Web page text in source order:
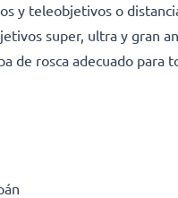
y teleobjetivos o
super, ultra y gran
de rosca adecuado